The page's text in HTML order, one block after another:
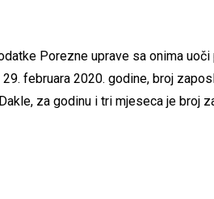
Porezne uprave sa onima
februara 2020. godine, broj
za godinu i tri mjeseca je broj